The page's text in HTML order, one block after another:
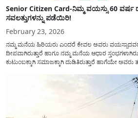
Senior Citizen Card-ನಿಮ್ಮ ವಯಸ್ಸು 60
ಸವಲತ್ತುಗಳನ್ನು ಪಡೆಯಿರಿ!
February 23, 2026
ನಮ್ಮ ಮನೆಯ ಹಿರಿಯರು ಎಂದರೆ ಕೇವಲ ಅವರು
ದೀಪವಾಗಿರುತ್ತಾರೆ ಹಾಗೂ ನಮ್ಮ ಮನೆಯ ಆಧಾರ
ಕುಟುಂಬಕ್ಕಾಗಿ ಸಮಾಜಕ್ಕಾಗಿ ದುಡಿತಿರುತ್ತಾರೆ ಹಾಗೆಯೇ